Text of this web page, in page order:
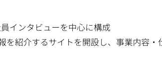
インタビューを中心に構成
紹介するサイトを開設し、事業内容